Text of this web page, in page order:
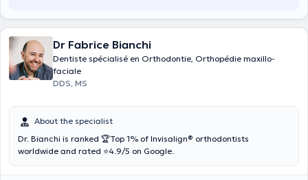
Dr Fabrice Bianchi
Dentiste spécialisé en Orthodontie, Orthopédie maxillo-
faciale
DDS, MS
About the specialist
Dr. Bianchi is ranked 🏆Top 1% of Invisalign® orthodontists
worldwide and rated ⭐️4.9/5 on Google.